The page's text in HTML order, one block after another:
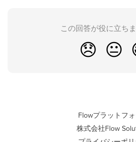
この回答が役に立ち
😞 😐
Flowプラットフ
株式会社Flow